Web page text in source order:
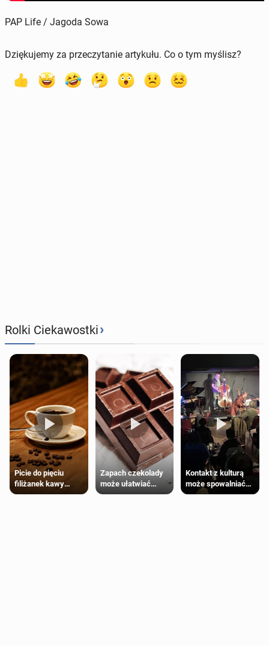
PAP Life / Jagoda Sowa
Dziękujemy za przeczytanie artykułu. Co o tym myślisz?
Rolki Ciekawostki›
Picie do pięciu
filiżanek kawy
dziennie jest
Zapach czekolady
może ułatwiać
trening siłowy
Kontakt z kulturą
może spowalniać
starzenie